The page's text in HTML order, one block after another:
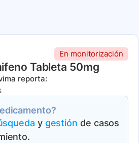
En monitorización
Tableta 50mg
reporta:
y gestión de casos